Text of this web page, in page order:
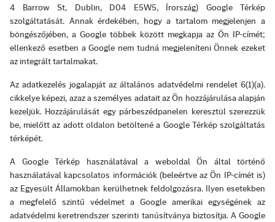
4 Barrow St, Dublin, D04 E5W5, Írország) Google Térkép
szolgáltatását. Annak érdekében, hogy a tartalom megjelenjen a
böngészőjében, a Google többek között megkapja az Ön IP-címét;
ellenkező esetben a Google nem tudná megjeleníteni Önnek ezeket
az integrált tartalmakat.
Az adatkezelés jogalapját az általános adatvédelmi rendelet 6(1)(a).
cikkelye képezi, azaz a személyes adatait az Ön hozzájárulása alapján
kezeljük. Hozzájárulását egy párbeszédpanelen keresztül szerezzük
be, mielőtt az adott oldalon betöltené a Google Térkép szolgáltatás
térképét.
A Google Térkép használatával a weboldal Ön által történő
használatával kapcsolatos információk (beleértve az Ön IP-címét is)
az Egyesült Államokban kerülhetnek feldolgozásra. Ilyen esetekben
a megfelelő szintű védelmet a Google amerikai egységének az
adatvédelmi keretrendszer szerinti tanúsítványa biztosítja. A Google